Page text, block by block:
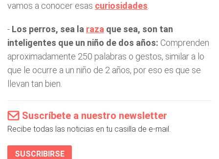
vamos a conocer esas curiosidades
- Los perros, sea la raza que sea, son tan
inteligentes que un niño de dos años: Comprenden
aproximadamente 250 palabras o gestos, similar a lo
que le ocurre a un niño de 2 años, por eso es que se
llevan tan bien.
Suscríbete a nuestro newsletter
Recibe todas las noticias en tu casilla de e-mail.
SUSCRIBIRSE